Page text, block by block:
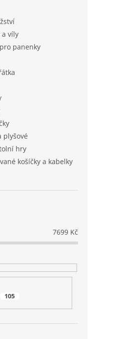
a víly
panenky
plyšové
hry
košíčky a kabelky
7699 Kč
105